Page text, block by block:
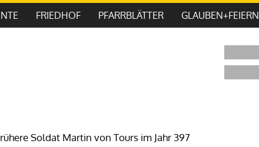
FRIEDHOF PFARRBLÄTTER GLAUBEN+FEIERN
Soldat Martin von Tours im Jahr 397